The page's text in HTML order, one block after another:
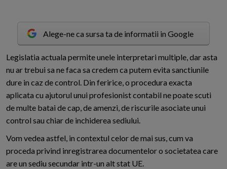
Alege-ne ca sursa ta de informatii in Google
Legislatia actuala permite unele interpretari multiple, dar asta
nu ar trebui sa ne faca sa credem ca putem evita sanctiunile
dure in caz de control. Din feririce, o procedura exacta
aplicata cu ajutorul unui profesionist contabil ne poate scuti
de multe batai de cap, de amenzi, de riscurile asociate unui
control sau chiar de inchiderea sediului.
Vom vedea astfel, in contextul celor de mai sus, cum va
proceda privind inregistrarea documentelor o societatea care
are un sediu secundar intr-un alt stat UE.